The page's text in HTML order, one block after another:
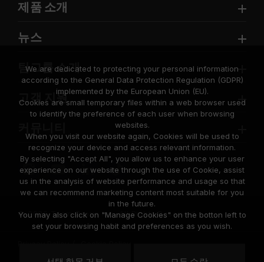
제품 소개
뉴스
팀그룹 소개
고객 지원
© 2026 Team Group Inc. All Rights Reserved.
United
We are dedicated to protecting your personal information
according to the General Data Protection Regulation (GDPR)
implemented by the European Union (EU).
Cookies are small temporary files within a web browser used
to identify the preference of each user when browsing
websites.
When you visit our website again, Cookies will be used to
recognize your device and access relevant information.
By selecting "Accept All", you allow us to enhance your user
experience on our website through the use of Cookie, assist
us in the analysis of website performance and usage so that
we can recommend marketing content most suitable for you
in the future.
You may also click on "Manage Cookies" on the botton left to
set your browsing habit and preferences as you wish.